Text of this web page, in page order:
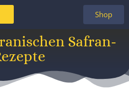
Shop
Safran-